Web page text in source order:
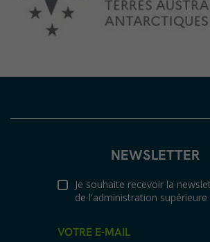
NEWSLETTER
Je souhaite recevoir la
de l'administration supérieure